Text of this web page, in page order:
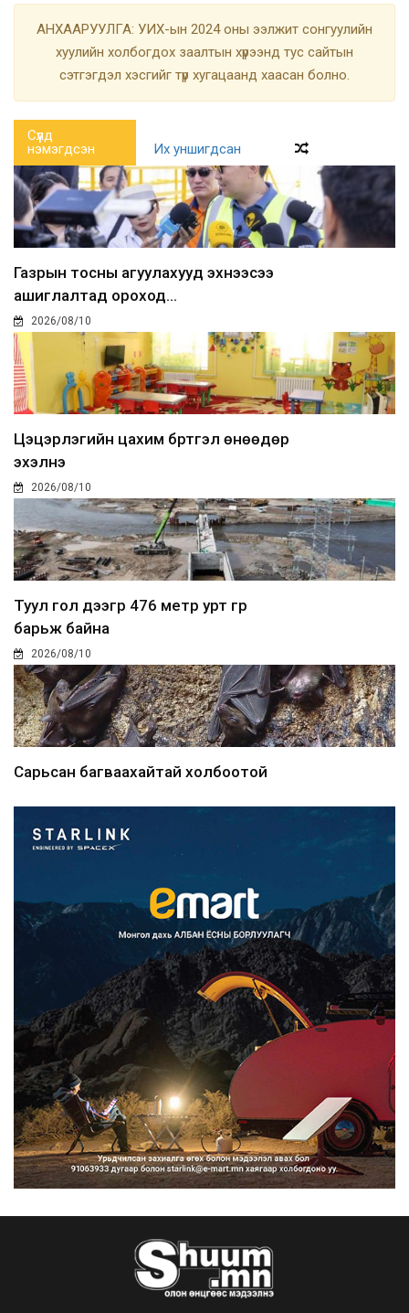
АНХААРУУЛГА: УИХ-ын 2024 оны ээлжит сонгуулийн
хуулийн холбогдох заалтын хүрээнд тус сайтын
сэтгэгдэл хэсгийг түр хугацаанд хаасан болно.
Сүүлд
нэмэгдсэн
Их уншигдсан
Газрын тосны агуулахууд эхнээсээ
ашиглалтад ороход...
2026/08/10
Цэцэрлэгийн цахим бүртгэл өнөөдөр
эхэлнэ
2026/08/10
Туул гол дээгүүр 476 метр урт гүүр
барьж байна
2026/08/10
Сарьсан багваахайтай холбоотой
Улсын дугаарын тэгш, сондгойгоор
ангилан хөдөлгөөн...
2026/08/10
Нарантуул, Дүнжингарав, Шинэ 100
айл худалдааны тө...
2026/08/10
КОП17-д ажиллах онцгой байдлын
бүрэлдэхүүн хамтарс...